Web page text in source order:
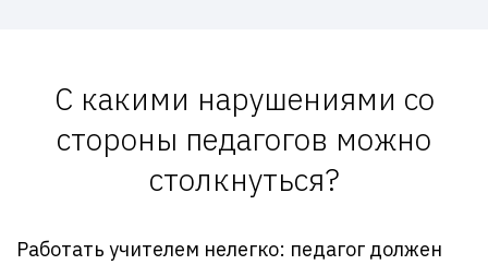
С какими нарушениями со
стороны педагогов можно
столкнуться?
Работать учителем нелегко: педагог должен